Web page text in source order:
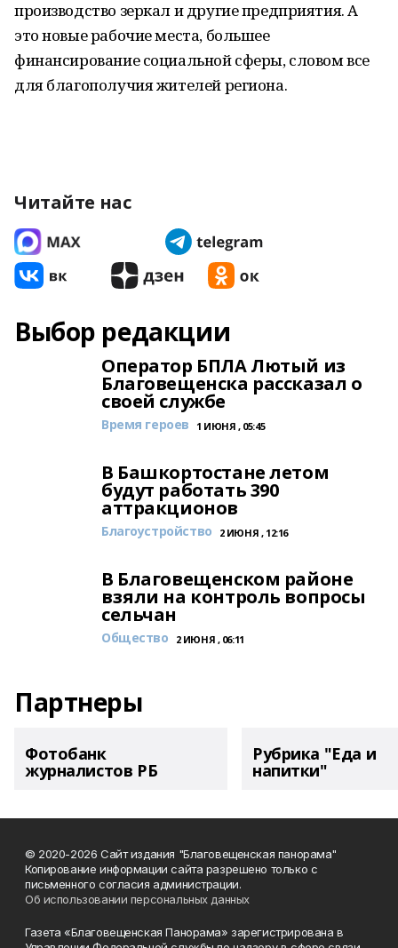
производство зеркал и другие предприятия. А
это новые рабочие места, большее
финансирование социальной сферы, словом все
для благополучия жителей региона.
Читайте нас
Выбор редакции
Оператор БПЛА Лютый из
Благовещенска рассказал о
своей службе
Время героев 1 ИЮНЯ , 05:45
В Башкортостане летом
будут работать 390
аттракционов
Благоустройство 2 ИЮНЯ , 12:16
В Благовещенском районе
взяли на контроль вопросы
сельчан
Общество 2 ИЮНЯ , 06:11
Партнеры
Фотобанк
журналистов РБ
Рубрика "Еда и
напитки"
© 2020-2026 Сайт издания "Благовещенская панорама"
Копирование информации сайта разрешено только с
письменного согласия администрации.
Об использовании персональных данных
Газета «Благовещенская Панорама» зарегистрирована в